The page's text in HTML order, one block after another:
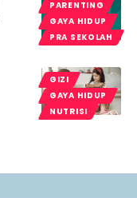
PARENTING
GAYA HIDUP
PRA SEKOLAH
GIZI
GAYA HIDUP
NUTRISI